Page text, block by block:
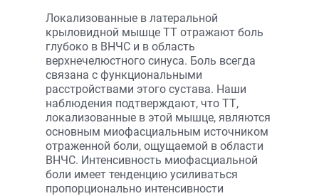
Локализованные в латеральной
крыловидной мышце ТТ отражают боль
глубоко в ВНЧС и в область
верхнечелюстного синуса. Боль всегда
связана с функциональными
расстройствами этого сустава. Наши
наблюдения подтверждают, что ТТ,
локализованные в этой мышце, являются
основным миофасциальным источником
отраженной боли, ощущаемой в области
ВНЧС. Интенсивность миофасциальной
боли имеет тенденцию усиливаться
пропорционально интенсивности